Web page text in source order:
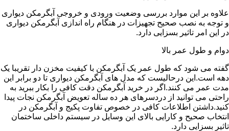
علاوه بر این موارد بررسی وضعیت ورودی و خروجی آبگرمکن دیواری
و توجه به نصب صحیح تجهیزات در هنگام راه اندازی آبگرمکن دیواری
در این امر تاثیر بسزایی دارد.
دوام و طول عمر بالا
گفته می شود که طول عمر یک آبگرمکن با کیفیت مخزن دار تقریبا یک
دهه است.این درحالیست که مدل های آبگرمکن دیواری تا دو برابر این
مدت عمر می کنند.اگر در خرید آبگرمکن دقت کافی را بکار ببرید به
راحتی می توانید از دردسرهای هر ده ساله تعویض آبگرمکن نجات پیدا
کنید.داشتن اطلاعات کافی در خصوص تفاوت پکیج و آبگرمکن در
انتخاب صحیح و کارایی بالای این وسایل در سیستم داخلی ساختمان
تاثیر بسزایی دارد.